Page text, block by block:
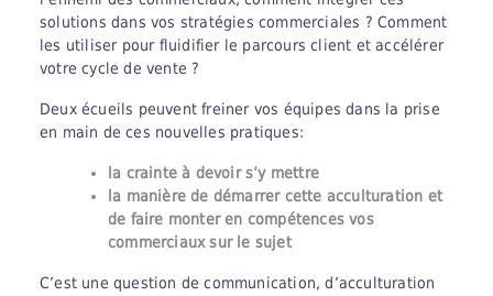
solutions dans vos stratégies commerciales ? Comment
les utiliser pour fluidifier le parcours client et accélérer
votre cycle de vente ?
Deux écueils peuvent freiner vos équipes dans la prise
en main de ces nouvelles pratiques:
la crainte à devoir s’y mettre
la manière de démarrer cette acculturation et
de faire monter en compétences vos
commerciaux sur le sujet
C’est une question de communication, d’acculturation